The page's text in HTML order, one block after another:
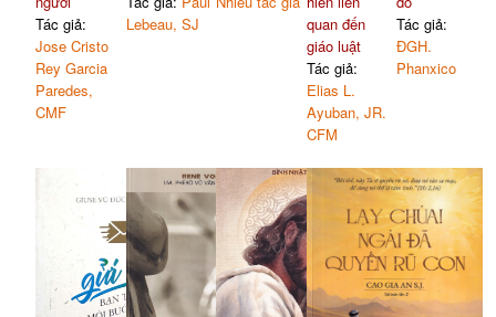
Tác giả:
Jose Cristo
Rey Garcia
Paredes,
CMF
Lebeau, SJ
quan đến
giáo luật
Tác giả:
Elias L.
Ayuban, JR.
CFM
Tác giả:
ĐGH.
Phanxico